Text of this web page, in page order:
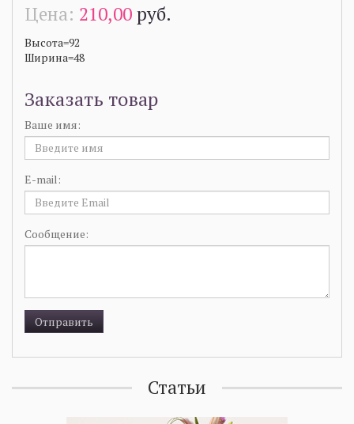
Цена: 210,00руб.
Высота=92
Ширина=48
Заказать товар
Ваше имя:
E-mail:
Сообщение:
Статьи